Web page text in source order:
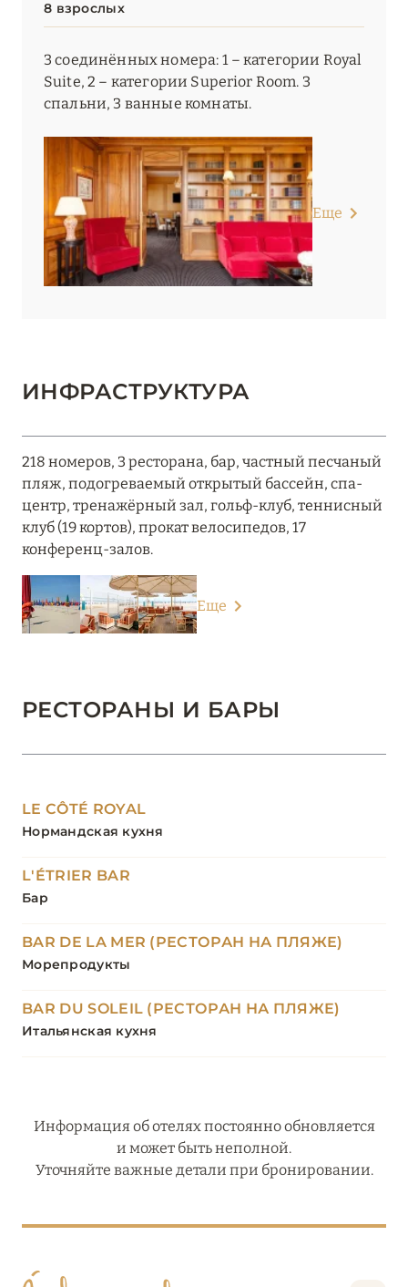
8 взрослых
3 соединённых номера: 1 – категории Royal
Suite, 2 – категории Superior Room. 3
спальни, 3 ванные комнаты.
Еще
ИНФРАСТРУКТУРА
218 номеров, 3 ресторана, бар, частный песчаный
пляж, подогреваемый открытый бассейн, спа-
центр, тренажёрный зал, гольф-клуб, теннисный
клуб (19 кортов), прокат велосипедов, 17
конференц-залов.
Еще
РЕСТОРАНЫ И БАРЫ
LE CÔTÉ ROYAL
Нормандская кухня
L'ÉTRIER BAR
Бар
BAR DE LA MER (РЕСТОРАН НА ПЛЯЖЕ)
Морепродукты
BAR DU SOLEIL (РЕСТОРАН НА ПЛЯЖЕ)
Итальянская кухня
Информация об отелях постоянно обновляется
и может быть неполной.
Уточняйте важные детали при бронировании.